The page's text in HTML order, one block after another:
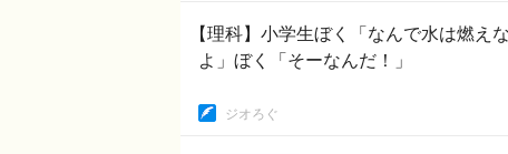
【理科】小学生ぼく「なんで水は燃
よ」ぼく「そーなんだ！」
ジオろぐ